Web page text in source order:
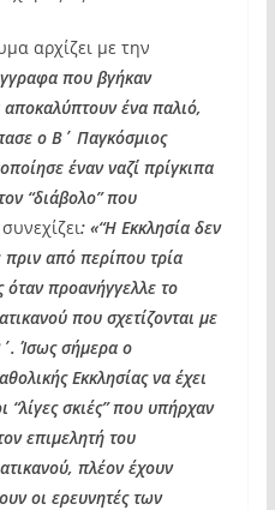
αρχίζει με την
που βγήκαν
ένα παλιό,
ο Β΄ Παγκόσμιος
έναν ναζί πρίγκιπα
“διάβολο” που
: «“Η Εκκλησία δεν
πριν από περίπου τρία
προανήγγελλε το
που σχετίζονται με
Ίσως σήμερα ο
Εκκλησίας να έχει
σκιές” που υπήρχαν
επιμελητή του
πλέον έχουν
οι ερευνητές των